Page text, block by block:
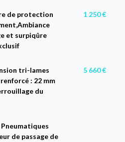
de protection
et surpiqûre
1 250 €
tri-lames
: 22 mm
du
5 660 €
Pneumatiques
de passage de